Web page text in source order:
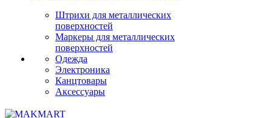
Штрихи для металлических
поверхностей
Маркеры для металлических
поверхностей
Одежда
Электроника
Канцтовары
Аксессуары